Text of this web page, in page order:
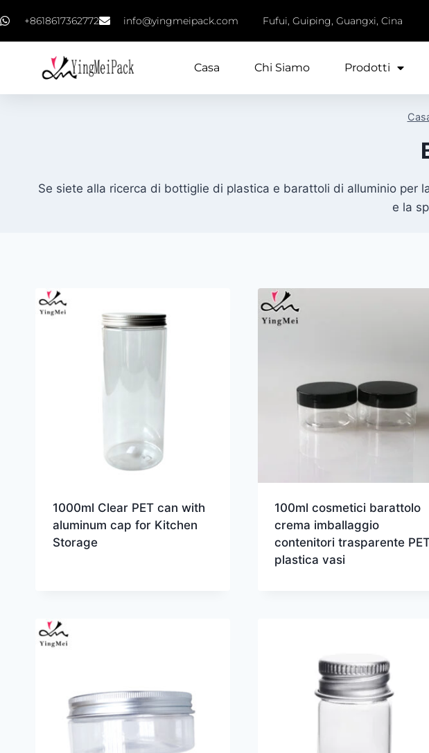
+8618617362772 info@yingmeipack.com Fufui, Guiping, Guangxi, Cina
Casa Chi Siamo Prodotti
Se siete alla ricerca di bottiglie di plastica e barattoli di alluminio per
e la
1000ml Clear PET can with
aluminum cap for Kitchen
Storage
100ml cosmetici barattolo
crema imballaggio
contenitori trasparente
plastica vasi